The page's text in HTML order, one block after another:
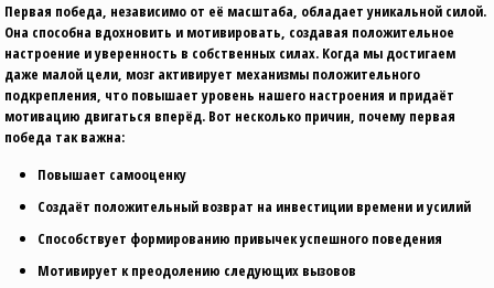
Первая победа, независимо от её масштаба, обладает уникальной силой.
Она способна вдохновить и мотивировать, создавая положительное
настроение и уверенность в собственных силах. Когда мы достигаем
даже малой цели, мозг активирует механизмы положительного
подкрепления, что повышает уровень нашего настроения и придаёт
мотивацию двигаться вперёд. Вот несколько причин, почему первая
победа так важна:
Повышает самооценку
Создаёт положительный возврат на инвестиции времени и усилий
Способствует формированию привычек успешного поведения
Мотивирует к преодолению следующих вызовов